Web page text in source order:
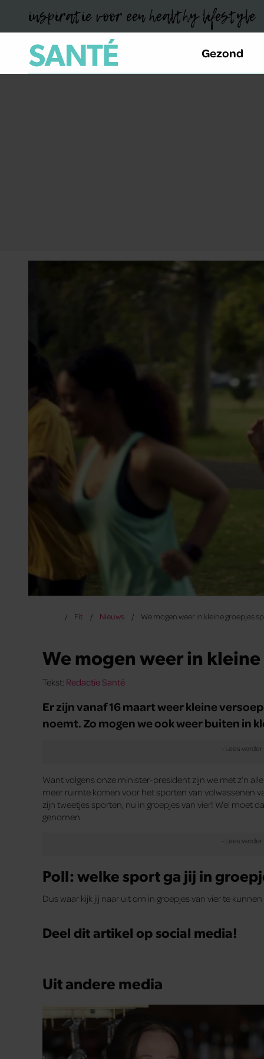
inspiratie voor een healthy lifestyle
Gezond
Fit Nieuws We mogen weer in kleine groepjes
We mogen weer in
Tekst: Redactie Santé
Er zijn vanaf 16 maart weer kleine
noemt. Zo mogen we ook weer buiten in
Want volgens onze minister-president zijn we met z’n
meer ruimte komen voor het sporten van volwassenen
zijn tweetjes sporten, nu in groepjes van vier! Wel moet
genomen.
Poll: welke sport ga jij in
Dus waar kijk jij naar uit om in groepjes van vier te
Deel dit artikel op social media!
Uit andere media